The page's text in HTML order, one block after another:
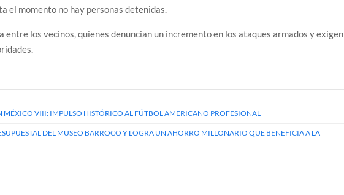
el momento no hay personas detenidas.
entre los vecinos, quienes denuncian un incremento en los ataques armados y exigen
MÉXICO VIII: IMPULSO HISTÓRICO AL FÚTBOL AMERICANO PROFESIONAL
DEL MUSEO BARROCO Y LOGRA UN AHORRO MILLONARIO QUE BENEFICIA A LA